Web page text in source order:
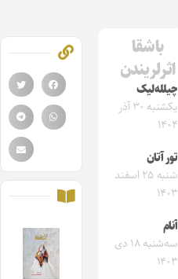
باشقا
اثرلریندن
چیلله‌لیک‌
یکشنبه ۳۰ آذر
۱۴۰۴
تور آتان
شنبه ۲۵ اسفند
۱۴۰۳
آنام
سه‌شنبه ۱۸ دی
۱۴۰۳